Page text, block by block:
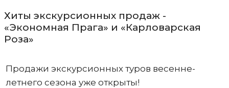
Хиты экскурсионных продаж -
«Экономная Прага» и «Карловарская
Роза»
Продажи экскурсионных туров весенне-
летнего сезона уже открыты!